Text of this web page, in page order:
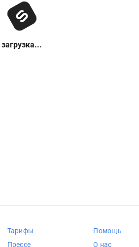
загрузка...
Тарифы
Прессе
Помощь
О нас